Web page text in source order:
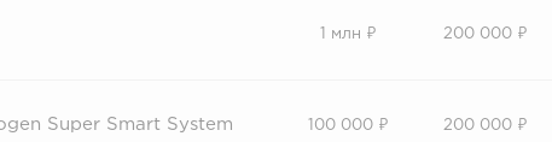
1 млн ₽ 200 000 ₽
Super Smart System 100 000 ₽ 200 000 ₽